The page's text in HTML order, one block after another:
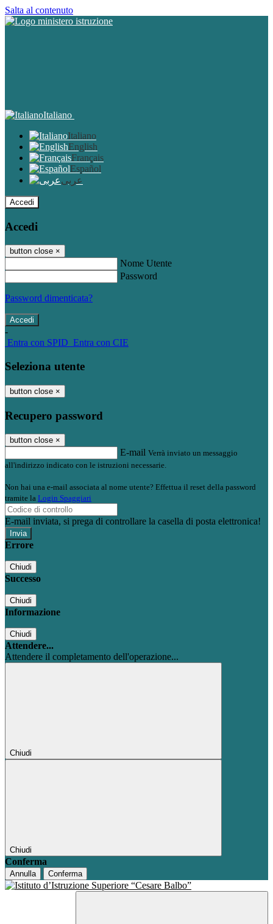
Salta al contenuto
Italiano
Italiano
English
Français
Español
عربى
Accedi
Accedi
button close ×
Nome Utente
Password
Password dimenticata?
-
Entra con SPID Entra con CIE
Seleziona utente
button close ×
Recupero password
button close ×
E-mail Verrà inviato un messaggio
all'indirizzo indicato con le istruzioni necessarie.
Non hai una e-mail associata al nome utente? Effettua il reset della password
tramite la Login Spaggiari
E-mail inviata, si prega di controllare la casella di posta elettronica!
Errore
Chiudi
Successo
Chiudi
Informazione
Chiudi
Attendere...
Attendere il completamento dell'operazione...
Chiudi
Chiudi
Conferma
Annulla Conferma